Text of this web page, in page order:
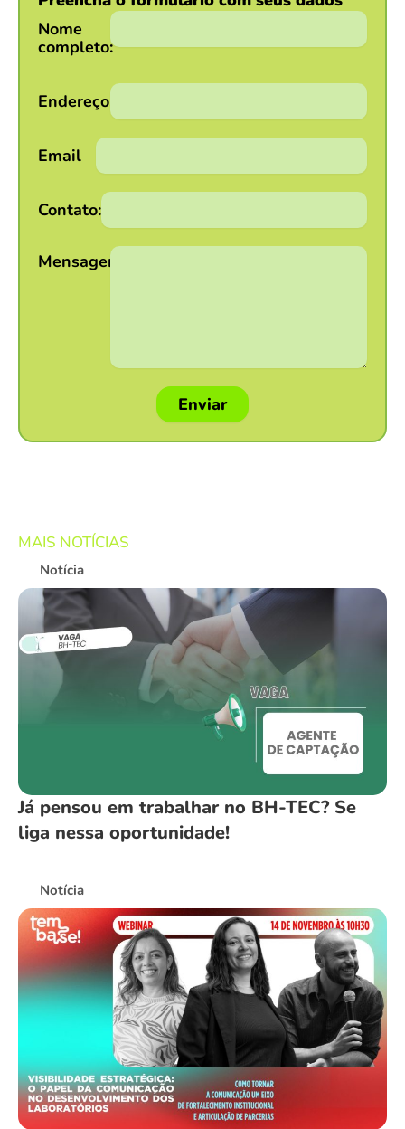
Nome
completo:
Endereço:
Email
Contato:
Mensagem:
Enviar
MAIS NOTÍCIAS
Notícia
Já pensou em trabalhar no BH-TEC? Se
liga nessa oportunidade!
Notícia